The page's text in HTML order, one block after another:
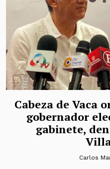
Cabeza de Vaca
gobernador
gabinete,
Carlos